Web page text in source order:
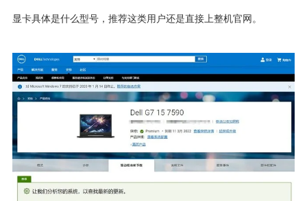
显卡具体是什么型号，推荐这类用户还是直接上整机官网。